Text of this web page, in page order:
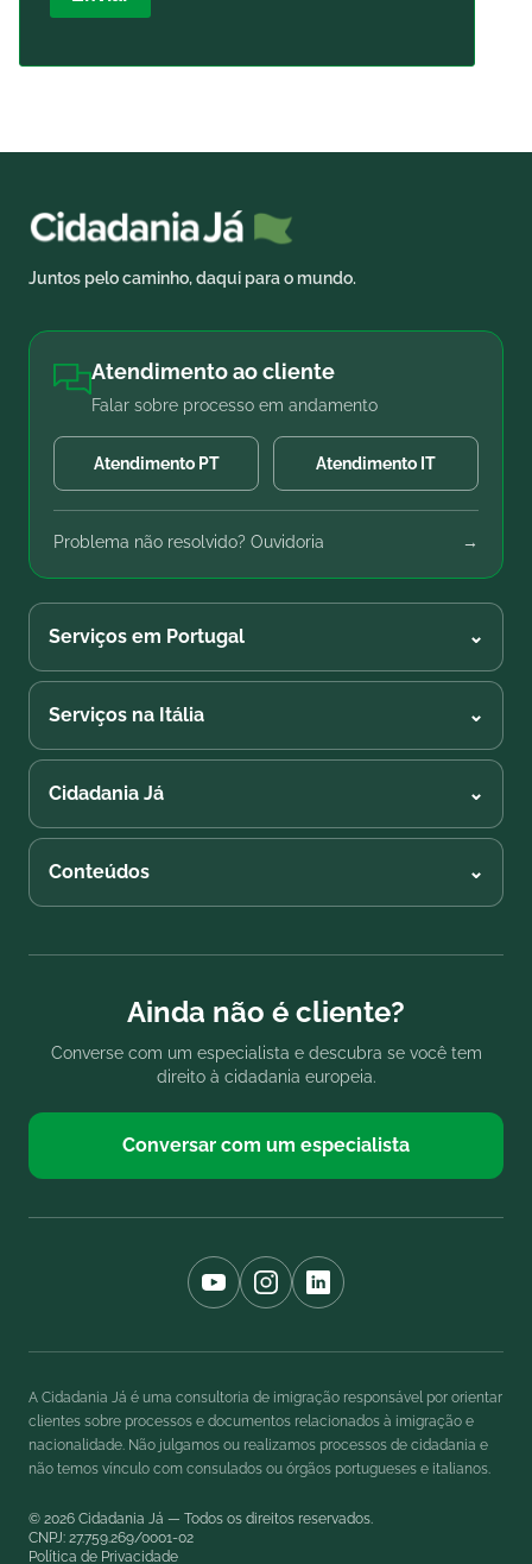
Juntos pelo caminho, daqui para o mundo.
Atendimento ao cliente
Falar sobre processo em andamento
Atendimento PT Atendimento IT
Problema não resolvido? Ouvidoria →
Serviços em Portugal ⌄
Serviços na Itália ⌄
Cidadania Já ⌄
Conteúdos ⌄
Ainda não é cliente?
Converse com um especialista e descubra se você tem
direito à cidadania europeia.
Conversar com um especialista
A Cidadania Já é uma consultoria de imigração responsável por orientar
clientes sobre processos e documentos relacionados à imigração e
nacionalidade. Não julgamos ou realizamos processos de cidadania e
não temos vínculo com consulados ou órgãos portugueses e italianos.
© 2026 Cidadania Já — Todos os direitos reservados.
CNPJ: 27.759.269/0001-02
Política de Privacidade